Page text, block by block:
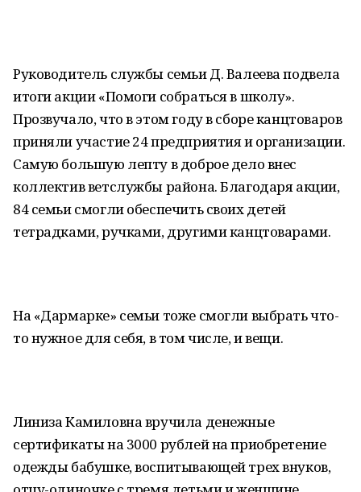
Руководитель службы семьи Д. Валеева подвела
итоги акции «Помоги собраться в школу».
Прозвучало, что в этом году в сборе канцтоваров
приняли участие 24 предприятия и организации.
Самую большую лепту в доброе дело внес
коллектив ветслужбы района. Благодаря акции,
84 семьи смогли обеспечить своих детей
тетрадками, ручками, другими канцтоварами.
На «Дармарке» семьи тоже смогли выбрать что-
то нужное для себя, в том числе, и вещи.
Линиза Камиловна вручила денежные
сертификаты на 3000 рублей на приобретение
одежды бабушке, воспитывающей трех внуков,